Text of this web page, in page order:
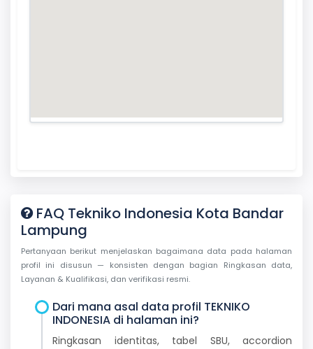
FAQ Tekniko Indonesia Kota Bandar
Lampung
Pertanyaan berikut menjelaskan bagaimana data pada halaman
profil ini disusun — konsisten dengan bagian Ringkasan data,
Layanan & Kualifikasi, dan verifikasi resmi.
Dari mana asal data profil TEKNIKO
INDONESIA di halaman ini?
Ringkasan identitas, tabel SBU, accordion